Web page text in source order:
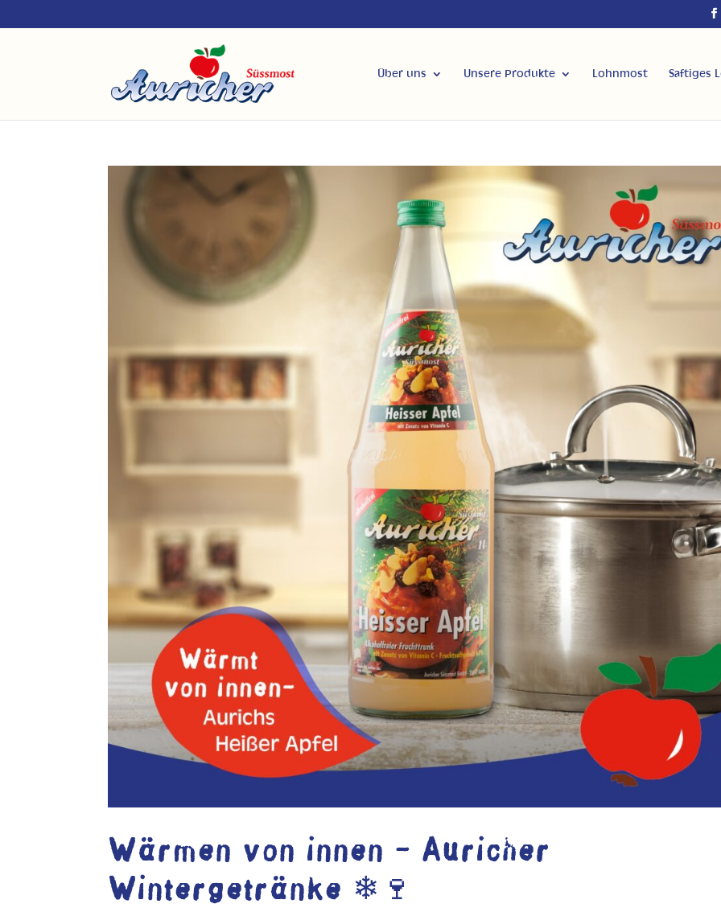
Über uns Unsere Produkte Lohnmost Saftiges
Wärmen von innen – Auricher
Wintergetränke ❄🍷